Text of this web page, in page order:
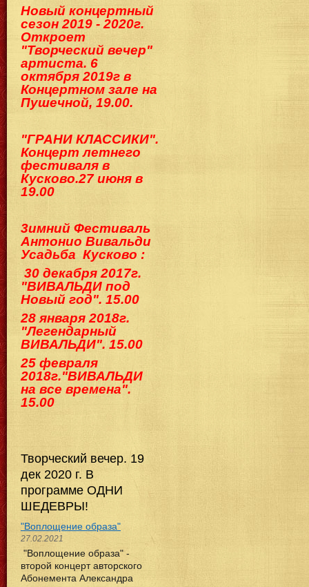
Новый концертный
сезон 2019 - 2020г.
Откроет
"Творческий вечер"
артиста. 6
октября 2019г в
Концертном зале на
Пушечной, 19.00.
"ГРАНИ КЛАССИКИ".
Концерт летнего
фестиваля в
Кусково.27 июня в
19.00
3имний Фестиваль
Антонио Вивальди
Усадьба Кусково :
30 декабря 2017г.
"ВИВАЛЬДИ под
Новый год". 15.00
28 января 2018г.
"Легендарный
ВИВАЛЬДИ". 15.00
25 февраля
2018г."ВИВАЛЬДИ
на все времена".
15.00
Творческий вечер. 19
дек 2020 г. В
программе ОДНИ
ШЕДЕВРЫ!
"Воплощение образа"
27.02.2021
"Воплощение образа" -
второй концерт авторского
Абонемента Александра